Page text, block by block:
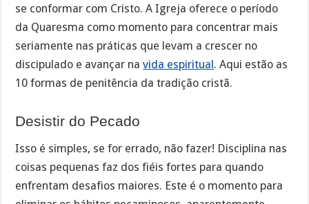
se conformar com Cristo. A Igreja oferece o período
da Quaresma como momento para concentrar mais
seriamente nas práticas que levam a crescer no
discipulado e avançar navida espiritual. Aqui estão as
10 formas de penitência da tradição cristã.
Desistir do Pecado
Isso é simples, se for errado, não fazer! Disciplina nas
coisas pequenas faz dos fiéis fortes para quando
enfrentam desafios maiores. Este é o momento para